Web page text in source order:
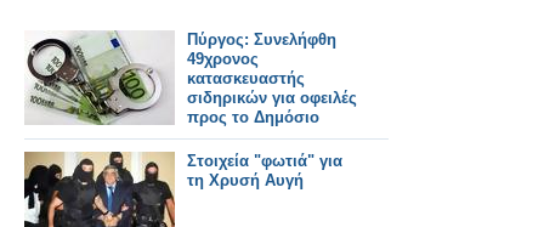
Πύργος: Συνελήφθη
49χρονος
κατασκευαστής
σιδηρικών για οφειλές
προς το Δημόσιο
Στοιχεία "φωτιά" για
τη Χρυσή Αυγή